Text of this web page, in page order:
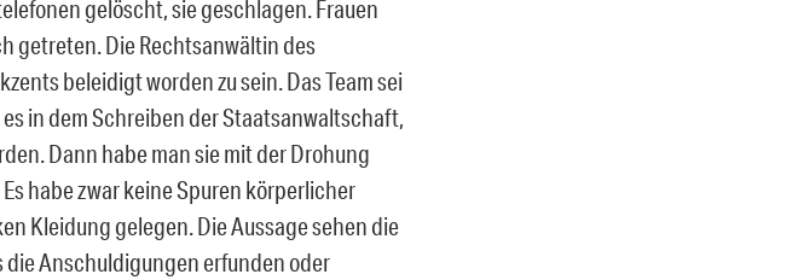
gelöscht, sie geschlagen. Frauen
getreten. Die Rechtsanwältin des
beleidigt worden zu sein. Das Team sei
in dem Schreiben der Staatsanwaltschaft,
Dann habe man sie mit der Drohung
habe zwar keine Spuren körperlicher
Kleidung gelegen. Die Aussage sehen die
Anschuldigungen erfunden oder